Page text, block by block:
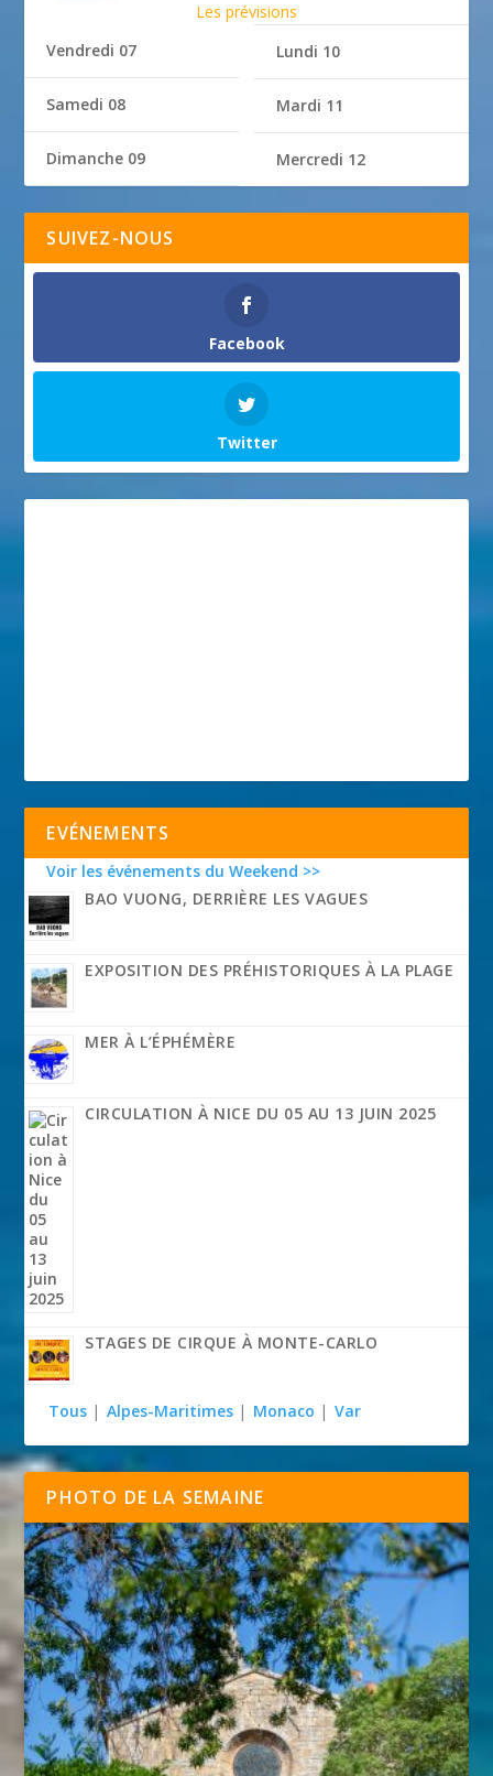
Les prévisions
Vendredi 07
Samedi 08
Dimanche 09
Lundi 10
Mardi 11
Mercredi 12
SUIVEZ-NOUS
Facebook
Twitter
EVÉNEMENTS
Voir les événements du Weekend >>
BAO VUONG, DERRIÈRE LES VAGUES
EXPOSITION DES PRÉHISTORIQUES À LA PLAGE
MER À L’ÉPHÉMÈRE
CIRCULATION À NICE DU 05 AU 13 JUIN 2025
STAGES DE CIRQUE À MONTE-CARLO
Tous | Alpes-Maritimes | Monaco | Var
PHOTO DE LA SEMAINE